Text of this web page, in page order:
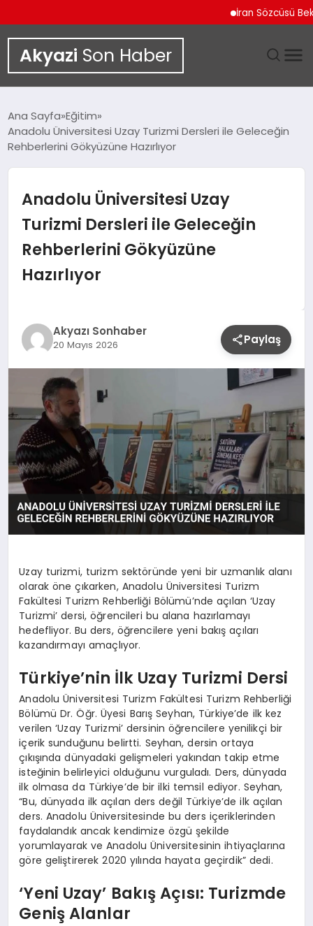
İran Sözcüsü Bekayi
Akyazi Son Haber
SIYASET
SPOR
YAŞAM
Ana Sayfa Eğitim
Anadolu Üniversitesi Uzay Turizmi Dersleri ile Geleceğin
Rehberlerini Gökyüzüne Hazırlıyor
Anadolu Üniversitesi Uzay
Turizmi Dersleri ile Geleceğin
Rehberlerini Gökyüzüne
Hazırlıyor
Akyazı Sonhaber
20 Mayıs 2026 Paylaş
Uzay turizmi, turizm sektöründe yeni bir uzmanlık alanı
olarak öne çıkarken, Anadolu Üniversitesi Turizm
Fakültesi Turizm Rehberliği Bölümü’nde açılan ‘Uzay
Turizmi’ dersi, öğrencileri bu alana hazırlamayı
hedefliyor. Bu ders, öğrencilere yeni bakış açıları
kazandırmayı amaçlıyor.
Türkiye’nin İlk Uzay Turizmi Dersi
Anadolu Üniversitesi Turizm Fakültesi Turizm Rehberliği
Bölümü Dr. Öğr. Üyesi Barış Seyhan, Türkiye’de ilk kez
verilen ‘Uzay Turizmi’ dersinin öğrencilere yenilikçi bir
içerik sunduğunu belirtti. Seyhan, dersin ortaya
çıkışında dünyadaki gelişmeleri yakından takip etme
isteğinin belirleyici olduğunu vurguladı. Ders, dünyada
ilk olmasa da Türkiye’de bir ilki temsil ediyor. Seyhan,
“Bu, dünyada ilk açılan ders değil Türkiye’de ilk açılan
ders. Anadolu Üniversitesinde bu ders içeriklerinden
faydalandık ancak kendimize özgü şekilde
yorumlayarak ve Anadolu Üniversitesinin ihtiyaçlarına
göre geliştirerek 2020 yılında hayata geçirdik” dedi.
‘Yeni Uzay’ Bakış Açısı: Turizmde
Geniş Alanlar